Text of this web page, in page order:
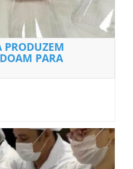
PRODUZEM
PARA